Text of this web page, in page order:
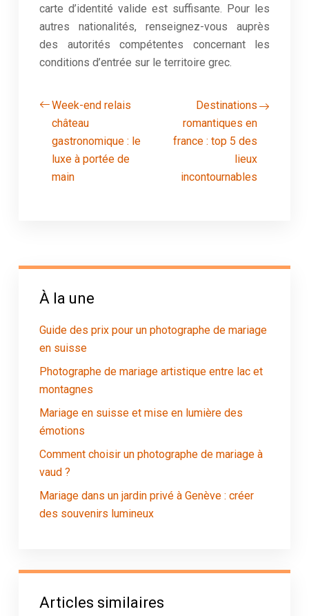
carte d’identité valide est suffisante. Pour les
autres nationalités, renseignez-vous auprès
des autorités compétentes concernant les
conditions d’entrée sur le territoire grec.
Week-end relais
château
gastronomique : le
luxe à portée de
main
Destinations
romantiques en
france : top 5 des
lieux
incontournables
À la une
Guide des prix pour un photographe de mariage
en suisse
Photographe de mariage artistique entre lac et
montagnes
Mariage en suisse et mise en lumière des
émotions
Comment choisir un photographe de mariage à
vaud ?
Mariage dans un jardin privé à Genève : créer
des souvenirs lumineux
Articles similaires